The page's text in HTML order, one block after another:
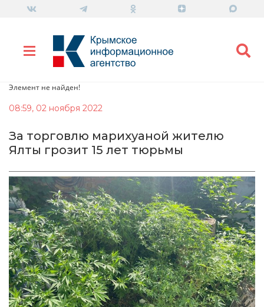
Элемент не найден!
08:59, 02 ноября 2022
За торговлю марихуаной жителю
Ялты грозит 15 лет тюрьмы